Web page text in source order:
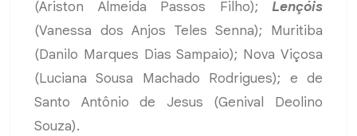
(Ariston Almeida Passos Filho); Lençóis
(Vanessa dos Anjos Teles Senna); Muritiba
(Danilo Marques Dias Sampaio); Nova Viçosa
(Luciana Sousa Machado Rodrigues); e de
Santo Antônio de Jesus (Genival Deolino
Souza).